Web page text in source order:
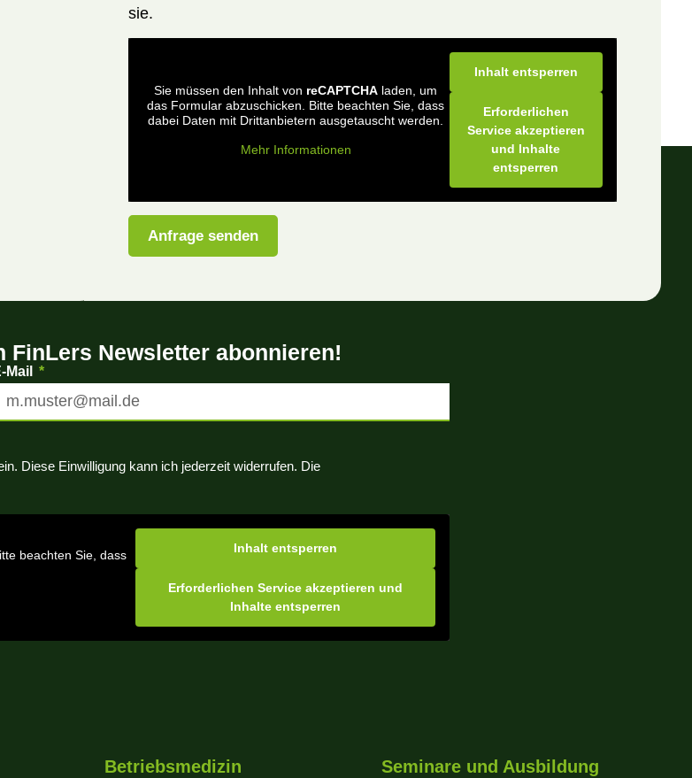
sie.
Sie müssen den Inhalt von reCAPTCHA laden, um
das Formular abzuschicken. Bitte beachten Sie, dass
dabei Daten mit Drittanbietern ausgetauscht werden.
Mehr Informationen
Inhalt entsperren
Erforderlichen
Service akzeptieren
und Inhalte
entsperren
Anfrage senden
FinLers Newsletter abonnieren!
Mail
Diese Einwilligung kann ich jederzeit widerrufen. Die
beachten Sie, dass
Inhalt entsperren
Erforderlichen Service akzeptieren und
Inhalte entsperren
Betriebsmedizin Seminare und Ausbildung